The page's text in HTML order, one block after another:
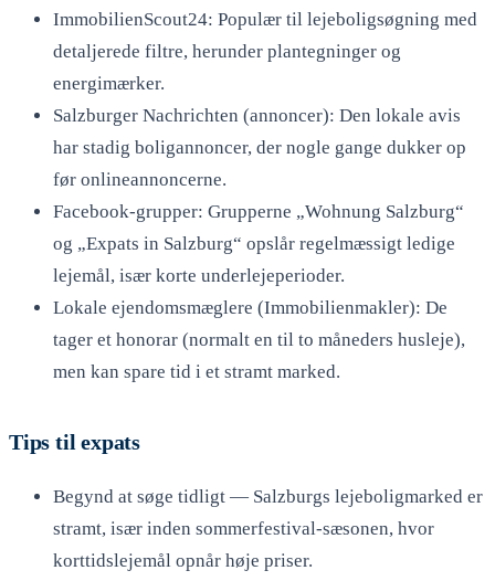
ImmobilienScout24: Populær til lejeboligsøgning med
detaljerede filtre, herunder plantegninger og
energimærker.
Salzburger Nachrichten (annoncer): Den lokale avis
har stadig boligannoncer, der nogle gange dukker op
før onlineannoncerne.
Facebook-grupper: Grupperne „Wohnung Salzburg“
og „Expats in Salzburg“ opslår regelmæssigt ledige
lejemål, især korte underlejeperioder.
Lokale ejendomsmæglere (Immobilienmakler): De
tager et honorar (normalt en til to måneders husleje),
men kan spare tid i et stramt marked.
Tips til expats
Begynd at søge tidligt — Salzburgs lejeboligmarked er
stramt, især inden sommerfestival-sæsonen, hvor
korttidslejemål opnår høje priser.